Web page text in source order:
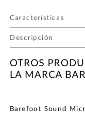
Características
Descripción
OTROS
LA MARCA
Barefoot Sound